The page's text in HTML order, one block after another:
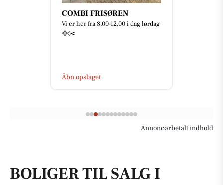
COMBI FRISØREN
Vi er her fra 8,00-12,00 i dag lørdag
🌞✂️
Åbn opslaget
Annoncørbetalt indhold
BOLIGER TIL SALG I